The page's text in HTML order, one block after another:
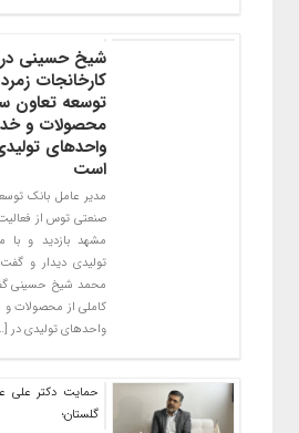
شیخ حسینی در
کارخانجات
توسعه تعاون
محصولات و
واحدهای
است
مدیر عامل بانک
صنعتی توس از
مشهد بازدید و با
تولیدی دیدار و
محمد شیخ حسینی
کاملی از محصولات و
واحدهای تولیدی در
حمایت دکتر علی
گلستان؛